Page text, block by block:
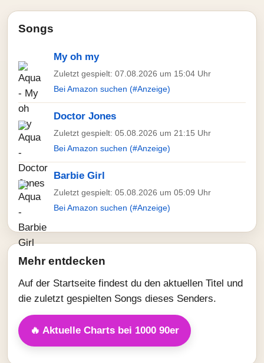
Songs
My oh my
Zuletzt gespielt: 07.08.2026 um 15:04 Uhr
Bei Amazon suchen (#Anzeige)
Doctor Jones
Zuletzt gespielt: 05.08.2026 um 21:15 Uhr
Bei Amazon suchen (#Anzeige)
Barbie Girl
Zuletzt gespielt: 05.08.2026 um 05:09 Uhr
Bei Amazon suchen (#Anzeige)
Mehr entdecken
Auf der Startseite findest du den aktuellen Titel und
die zuletzt gespielten Songs dieses Senders.
🔥 Aktuelle Charts bei 1000 90er